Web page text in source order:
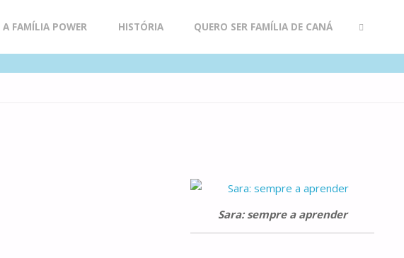
A FAMÍLIA POWER HISTÓRIA QUERO SER FAMÍLIA DE CANÁ
Sara: sempre a aprender